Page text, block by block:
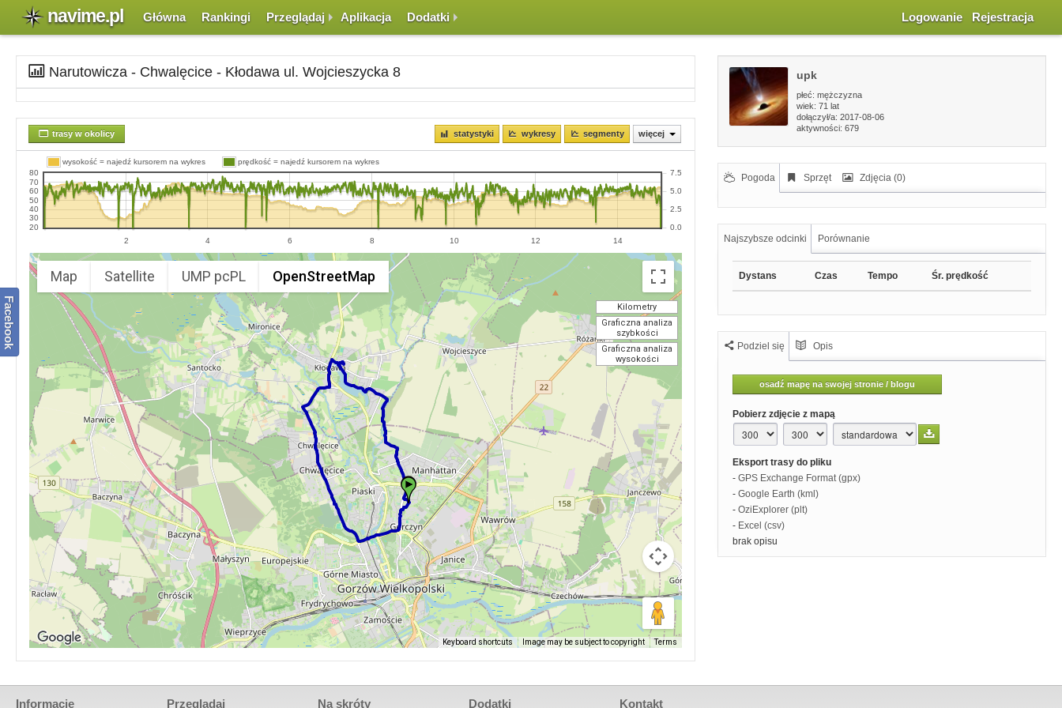
navime.pl Główna Rankingi Przeglądaj Aplikacja Dodatki Logowanie Rejestracja
Narutowicza - Chwalęcice - Kłodawa ul. Wojcieszycka 8
trasy w okolicy statystyki wykresy segmenty więcej
2 4 6 8 10 12 14
20
30
40
50
60
70
80
0.0
2.5
5.0
7.5
wysokość = najedź kursorem na wykres prędkość = najedź kursorem na wykres
Map Satellite UMP pcPL OpenStreetMap
Kilometry
Graficzna analiza
szybkości
Graficzna analiza
wysokości
Keyboard shortcuts Image may be subject to copyright Terms
upk
płeć: mężczyzna
wiek: 71 lat
dołączył/a: 2017-08-06
aktywności: 679
Pogoda Sprzęt Zdjęcia (0)
Najszybsze odcinki Porównanie
Dystans Czas Tempo Śr. prędkość
Podziel się Opis
osadź mapę na swojej stronie / blogu
Pobierz zdjęcie z mapą
Eksport trasy do pliku
- GPS Exchange Format (gpx)
- Google Earth (kml)
- OziExplorer (plt)
- Excel (csv)
brak opisu
Informacje Przeglądaj Na skróty Dodatki Kontakt
Facebook